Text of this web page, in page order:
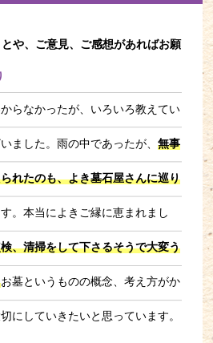
や、ご意見、ご感想があればお願
らなかったが、いろいろ教えてい
ました。雨の中であったが、無事
れたのも、よき墓石屋さんに巡り
。本当によきご縁に恵まれまし
、清掃をして下さるそうで大変う
お墓というものの概念、考え方がか
にしていきたいと思っています。